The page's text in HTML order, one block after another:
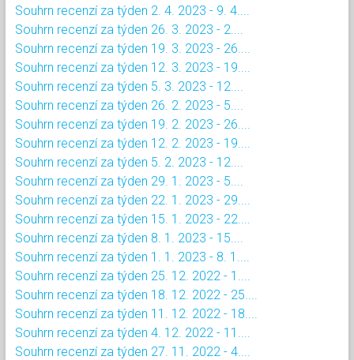
Souhrn recenzí za týden 2. 4. 2023 - 9. 4....
Souhrn recenzí za týden 26. 3. 2023 - 2....
Souhrn recenzí za týden 19. 3. 2023 - 26....
Souhrn recenzí za týden 12. 3. 2023 - 19....
Souhrn recenzí za týden 5. 3. 2023 - 12....
Souhrn recenzí za týden 26. 2. 2023 - 5....
Souhrn recenzí za týden 19. 2. 2023 - 26....
Souhrn recenzí za týden 12. 2. 2023 - 19....
Souhrn recenzí za týden 5. 2. 2023 - 12....
Souhrn recenzí za týden 29. 1. 2023 - 5....
Souhrn recenzí za týden 22. 1. 2023 - 29....
Souhrn recenzí za týden 15. 1. 2023 - 22....
Souhrn recenzí za týden 8. 1. 2023 - 15....
Souhrn recenzí za týden 1. 1. 2023 - 8. 1....
Souhrn recenzí za týden 25. 12. 2022 - 1....
Souhrn recenzí za týden 18. 12. 2022 - 25....
Souhrn recenzí za týden 11. 12. 2022 - 18....
Souhrn recenzí za týden 4. 12. 2022 - 11....
Souhrn recenzí za týden 27. 11. 2022 - 4....